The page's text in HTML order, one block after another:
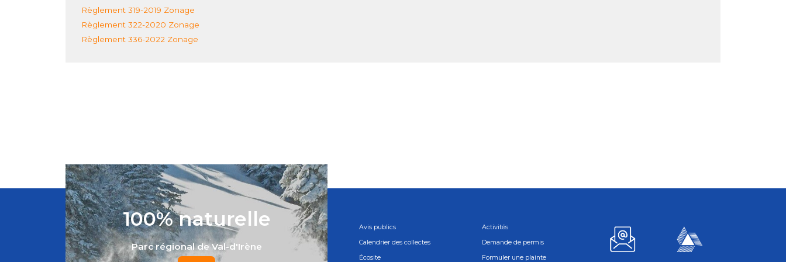
Règlement 319-2019 Zonage
Règlement 322-2020 Zonage
Règlement 336-2022 Zonage
100% naturelle
Parc régional de Val-d'Irène
Avis publics
Calendrier des collectes
Écosite
Activités
Demande de permis
Formuler une plainte